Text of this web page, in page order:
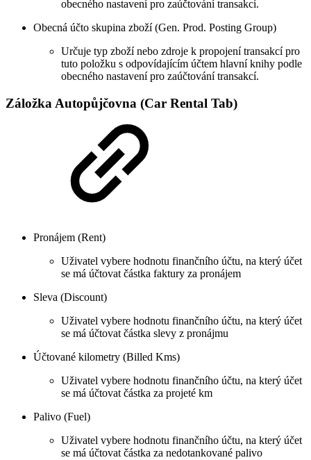
obecného nastavení pro zaúčtování transakcí.
Obecná účto skupina zboží (Gen. Prod. Posting Group)
Určuje typ zboží nebo zdroje k propojení transakcí pro
tuto položku s odpovídajícím účtem hlavní knihy podle
obecného nastavení pro zaúčtování transakcí.
Záložka Autopůjčovna (Car Rental Tab)
Pronájem (Rent)
Uživatel vybere hodnotu finančního účtu, na který účet
se má účtovat částka faktury za pronájem
Sleva (Discount)
Uživatel vybere hodnotu finančního účtu, na který účet
se má účtovat částka slevy z pronájmu
Účtované kilometry (Billed Kms)
Uživatel vybere hodnotu finančního účtu, na který účet
se má účtovat částka za projeté km
Palivo (Fuel)
Uživatel vybere hodnotu finančního účtu, na který účet
se má účtovat částka za nedotankované palivo